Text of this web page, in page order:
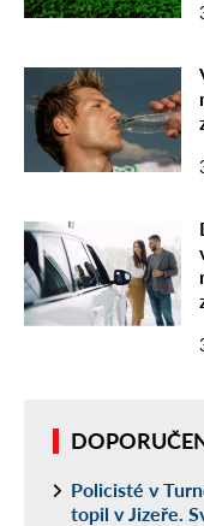
Policisté v
topil v Jizeře.